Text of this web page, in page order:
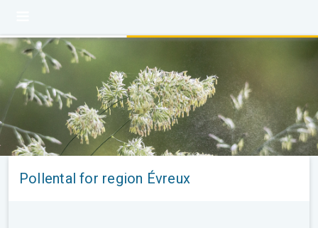
Pollental for region Évreux